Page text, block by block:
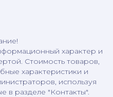
характер и
Стоимость товаров,
характеристики и
используя
в разделе "Контакты".